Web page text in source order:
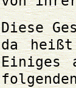
Diese
da
Einiges